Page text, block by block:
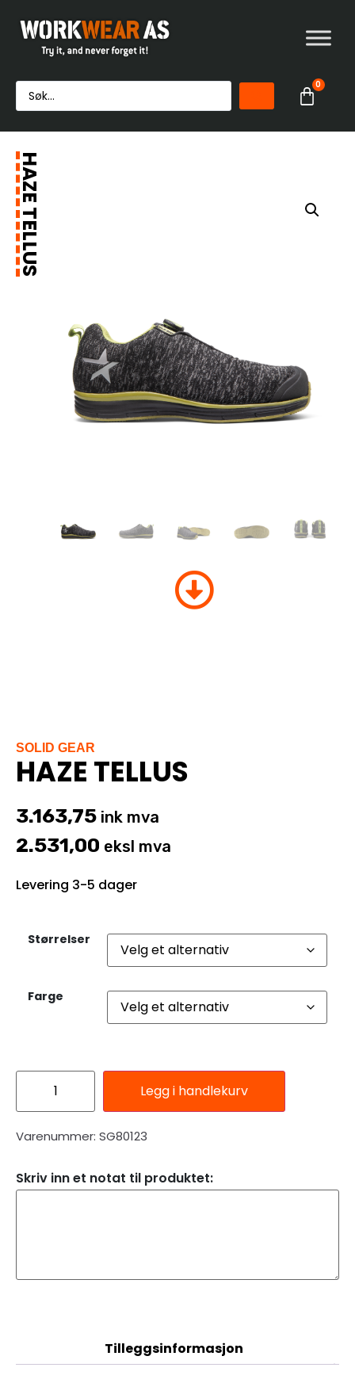
0
HAZE TELLUS
SOLID GEAR
HAZE TELLUS
3.163,75 ink mva
2.531,00 eksl mva
Levering 3-5 dager
Størrelser
Farge
Legg i handlekurv
Varenummer: SG80123
Skriv inn et notat til produktet:
Tilleggsinformasjon